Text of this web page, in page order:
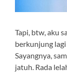
Tapi, btw, aku
berkunjung lagi
Sayangnya,
jatuh. Rada